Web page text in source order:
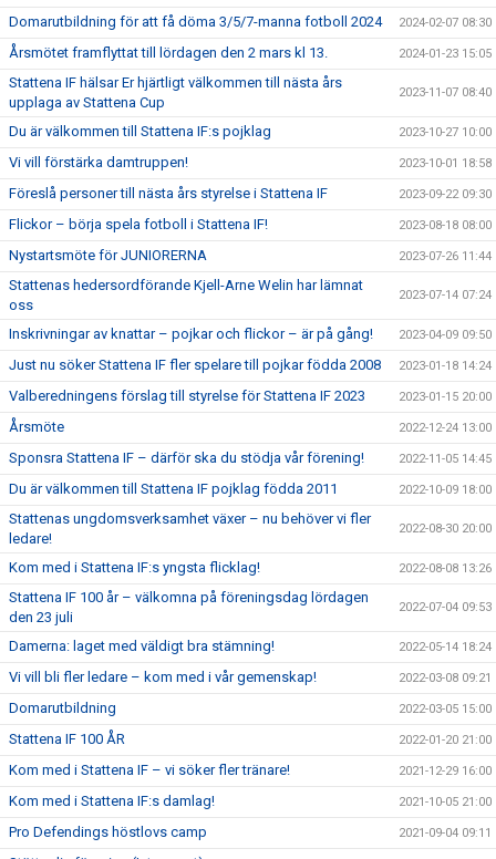
Domarutbildning för att få döma 3/5/7-manna fotboll 2024 2024-02-07 08:30
Årsmötet framflyttat till lördagen den 2 mars kl 13. 2024-01-23 15:05
Stattena IF hälsar Er hjärtligt välkommen till nästa års
upplaga av Stattena Cup
2023-11-07 08:40
Du är välkommen till Stattena IF:s pojklag 2023-10-27 10:00
Vi vill förstärka damtruppen! 2023-10-01 18:58
Föreslå personer till nästa års styrelse i Stattena IF 2023-09-22 09:30
Flickor – börja spela fotboll i Stattena IF! 2023-08-18 08:00
Nystartsmöte för JUNIORERNA 2023-07-26 11:44
Stattenas hedersordförande Kjell-Arne Welin har lämnat
oss
2023-07-14 07:24
Inskrivningar av knattar – pojkar och flickor – är på gång! 2023-04-09 09:50
Just nu söker Stattena IF fler spelare till pojkar födda 2008 2023-01-18 14:24
Valberedningens förslag till styrelse för Stattena IF 2023 2023-01-15 20:00
Årsmöte 2022-12-24 13:00
Sponsra Stattena IF – därför ska du stödja vår förening! 2022-11-05 14:45
Du är välkommen till Stattena IF pojklag födda 2011 2022-10-09 18:00
Stattenas ungdomsverksamhet växer – nu behöver vi fler
ledare!
2022-08-30 20:00
Kom med i Stattena IF:s yngsta flicklag! 2022-08-08 13:26
Stattena IF 100 år – välkomna på föreningsdag lördagen
den 23 juli
2022-07-04 09:53
Damerna: laget med väldigt bra stämning! 2022-05-14 18:24
Vi vill bli fler ledare – kom med i vår gemenskap! 2022-03-08 09:21
Domarutbildning 2022-03-05 15:00
Stattena IF 100 ÅR 2022-01-20 21:00
Kom med i Stattena IF – vi söker fler tränare! 2021-12-29 16:00
Kom med i Stattena IF:s damlag! 2021-10-05 21:00
Pro Defendings höstlovs camp 2021-09-04 09:11